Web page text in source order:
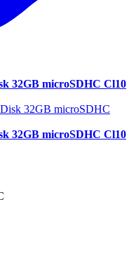
32GB microSDHC Cl10
32GB microSDHC Cl10